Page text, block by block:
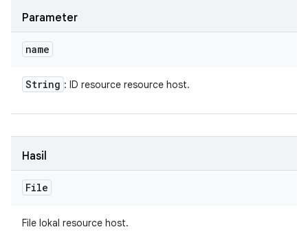
Parameter
name
String : ID resource resource host.
Hasil
File
File lokal resource host.